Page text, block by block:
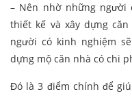
– Nên nhờ những người
thiết kế và xây dựng
người có kinh nghiệm
dựng mộ căn nhà có chi
Đó là 3 điểm chính để